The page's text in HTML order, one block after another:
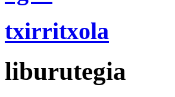
txirritxola
liburutegia